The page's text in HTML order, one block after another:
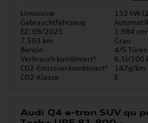
Limousine
152 kW
Gebrauchtfahrzeug
EZ: 09/2025
1.984
7.503 km
Grau
Benzin
4/5 Türen
Verbrauch kombiniert¹
6.5l/100
CO2-Emission kombiniert¹
147g/km
CO2-Klasse
E
Audi Q4 e-tron SUV qu